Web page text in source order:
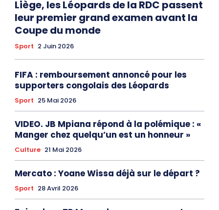
Liège, les Léopards de la RDC passent
leur premier grand examen avant la
Coupe du monde
Sport 2 Juin 2026
FIFA : remboursement annoncé pour les
supporters congolais des Léopards
Sport 25 Mai 2026
VIDEO. JB Mpiana répond à la polémique : «
Manger chez quelqu’un est un honneur »
Culture 21 Mai 2026
Mercato : Yoane Wissa déjà sur le départ ?
Sport 28 Avril 2026